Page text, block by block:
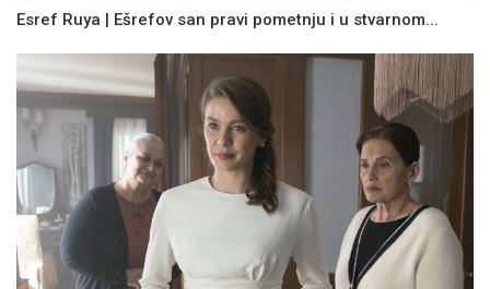
Esref Ruya | Ešrefov san pravi pometnju i u stvarnom...